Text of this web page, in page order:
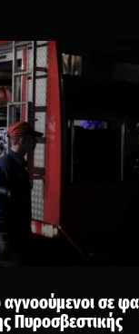
σε
Πυροσβεστικής